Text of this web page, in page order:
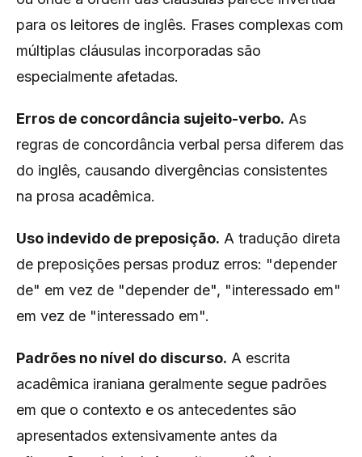
para os leitores de inglês. Frases complexas com
múltiplas cláusulas incorporadas são
especialmente afetadas.
Erros de concordância sujeito-verbo. As
regras de concordância verbal persa diferem das
do inglês, causando divergências consistentes
na prosa acadêmica.
Uso indevido de preposição. A tradução direta
de preposições persas produz erros: "depender
de" em vez de "depender de", "interessado em"
em vez de "interessado em".
Padrões no nível do discurso. A escrita
acadêmica iraniana geralmente segue padrões
em que o contexto e os antecedentes são
apresentados extensivamente antes da